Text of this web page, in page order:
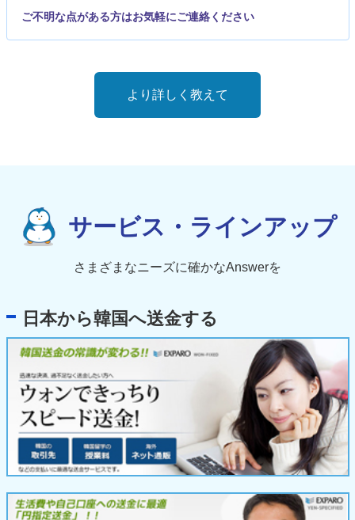
ご不明な点がある方はお気軽にご連絡ください
より詳しく教えて
サービス・ラインアップ
さまざまなニーズに確かなAnswerを
日本から韓国へ送金する